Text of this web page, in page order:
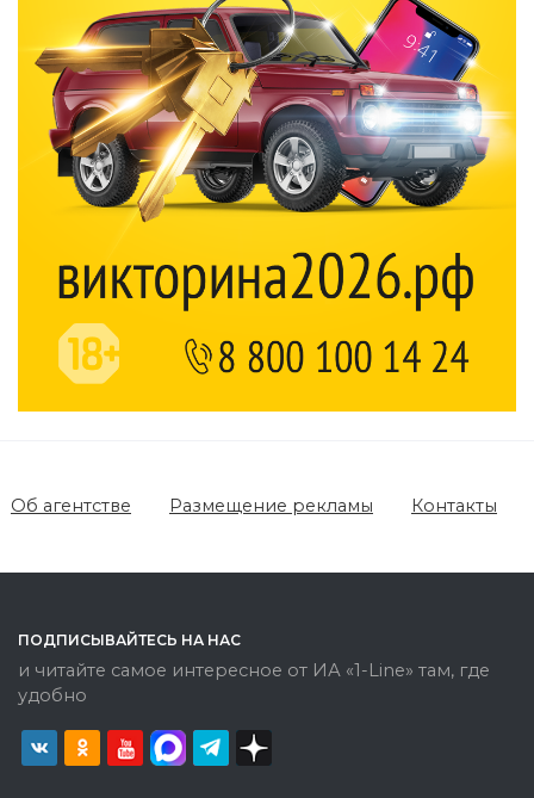
Об агентстве Размещение рекламы Контакты
ПОДПИСЫВАЙТЕСЬ НА НАС
и читайте самое интересное от ИА «1-Line» там, где
удобно